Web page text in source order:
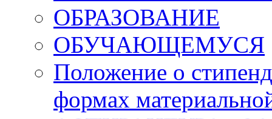
ОБРАЗОВАНИЕ
ОБУЧАЮЩЕМУСЯ
Положение о
формах